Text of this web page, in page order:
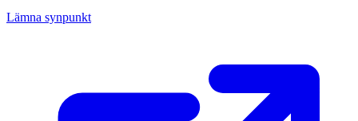
Lämna synpunkt